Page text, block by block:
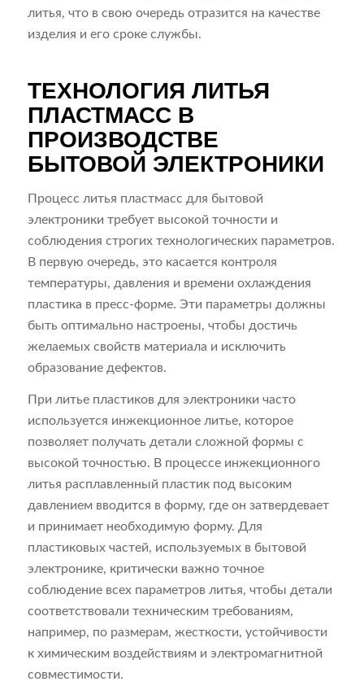
литья, что в свою очередь отразится на качестве
изделия и его сроке службы.
ТЕХНОЛОГИЯ ЛИТЬЯ
ПЛАСТМАСС В
ПРОИЗВОДСТВЕ
БЫТОВОЙ ЭЛЕКТРОНИКИ
Процесс литья пластмасс для бытовой
электроники требует высокой точности и
соблюдения строгих технологических параметров.
В первую очередь, это касается контроля
температуры, давления и времени охлаждения
пластика в пресс-форме. Эти параметры должны
быть оптимально настроены, чтобы достичь
желаемых свойств материала и исключить
образование дефектов.
При литье пластиков для электроники часто
используется инжекционное литье, которое
позволяет получать детали сложной формы с
высокой точностью. В процессе инжекционного
литья расплавленный пластик под высоким
давлением вводится в форму, где он затвердевает
и принимает необходимую форму. Для
пластиковых частей, используемых в бытовой
электронике, критически важно точное
соблюдение всех параметров литья, чтобы детали
соответствовали техническим требованиям,
например, по размерам, жесткости, устойчивости
к химическим воздействиям и электромагнитной
совместимости.